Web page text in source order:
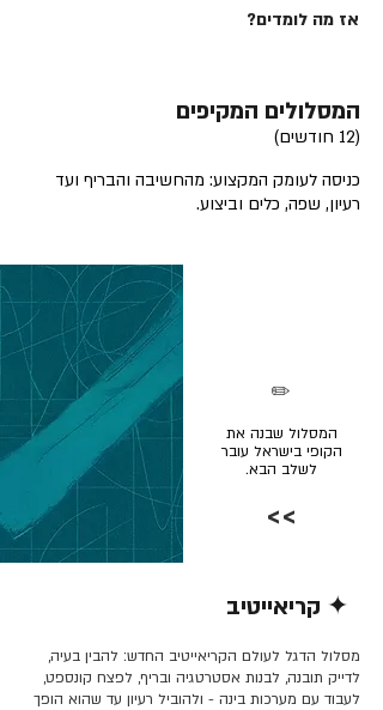
אז מה לומדים?
המסלולים המקיפים
(12 חודשים)
כניסה לעומק המקצוע: מהחשיבה והבריף ועד
רעיון, שפה, כלים וביצוע.
המסלול שבנה את
הקופי בישראל עובר
לשלב הבא.
✏️
>>
✦ קריאייטיב
מסלול הדגל לעולם הקריאייטיב החדש: להבין בעיה,
לדייק תובנה, לבנות אסטרטגיה ובריף, לפצח קונספט,
לעבוד עם מערכות בינה - ולהוביל רעיון עד שהוא הופך